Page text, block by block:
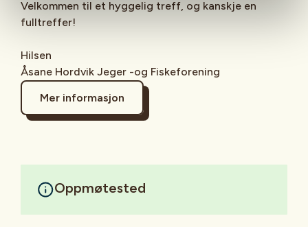
Velkommen til et hyggelig treff, og kanskje en
fulltreffer!
Hilsen
Åsane Hordvik Jeger -og Fiskeforening
Mer informasjon
Oppmøtested